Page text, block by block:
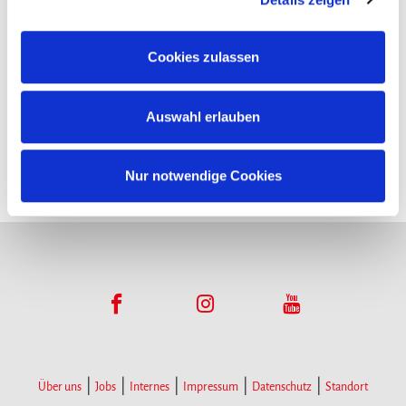
Richtlinie
aufrufen. Sie können Ihre Einwilligung jederzeit
widerrufen, ohne dass hiervon die Zulässigkeit der
vorherigen Datenverarbeitung berührt wird.
Cookies zulassen
Auswahl erlauben
Nur notwendige Cookies
Über uns Jobs Internes Impressum Datenschutz Standort